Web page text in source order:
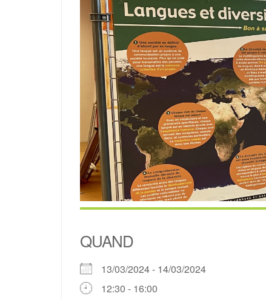
QUAND
13/03/2024 - 14/03/2024
12:30 - 16:00